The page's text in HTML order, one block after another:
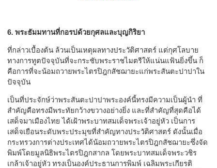
6. พระธัมมทานที่กอรปด้วยกุศลและบุญกิริยา
ที่กล่าวเบื้องต้น ล้วนเป็นเหตุผลทางประวัติศาสตร์ แต่กุศโลบาย
ทางการทูตปัจจุบันที่จะกระชับพระราชไมตรีให้แน่นแฟ้นยิ่งขึ้น ก็
คือการที่จะน้อมถวายพระไตรปิฎกสัชฌายะแก่พระสันตะปาปาใน
ปัจจุบัน
เป็นที่ประจักษ์ว่าพระสันตะปาปาพระองค์นี้ทรงมีความเป็นผู้นำ ที่
สำคัญคือทรงมีพระทัยกว้างขวางอย่างยิ่ง และที่สำคัญที่สุดคือได้
เสด็จมาเมืองไทย ได้เฝ้าพระบาทสมเด็จพระเจ้าอยู่หัว เป็นการ
เสด็จเยือนระดับพระประมุขที่สำคัญทางประวัติศาสตร์ ดังนั้นเมื่อ
กระทรวงการต่างประเทศได้น้อมถวายพระไตรปิฎกสัชฌายะซึ่งจัด
พิมพ์โดยมูลนิธิพระไตรปิฎกสากล โดยพระบาทสมเด็จพระวชิร
เกล้าเจ้าอยู่หัว ทรงเป็นองค์ประธานการพิมพ์ เฉลิมพระเกียรติ